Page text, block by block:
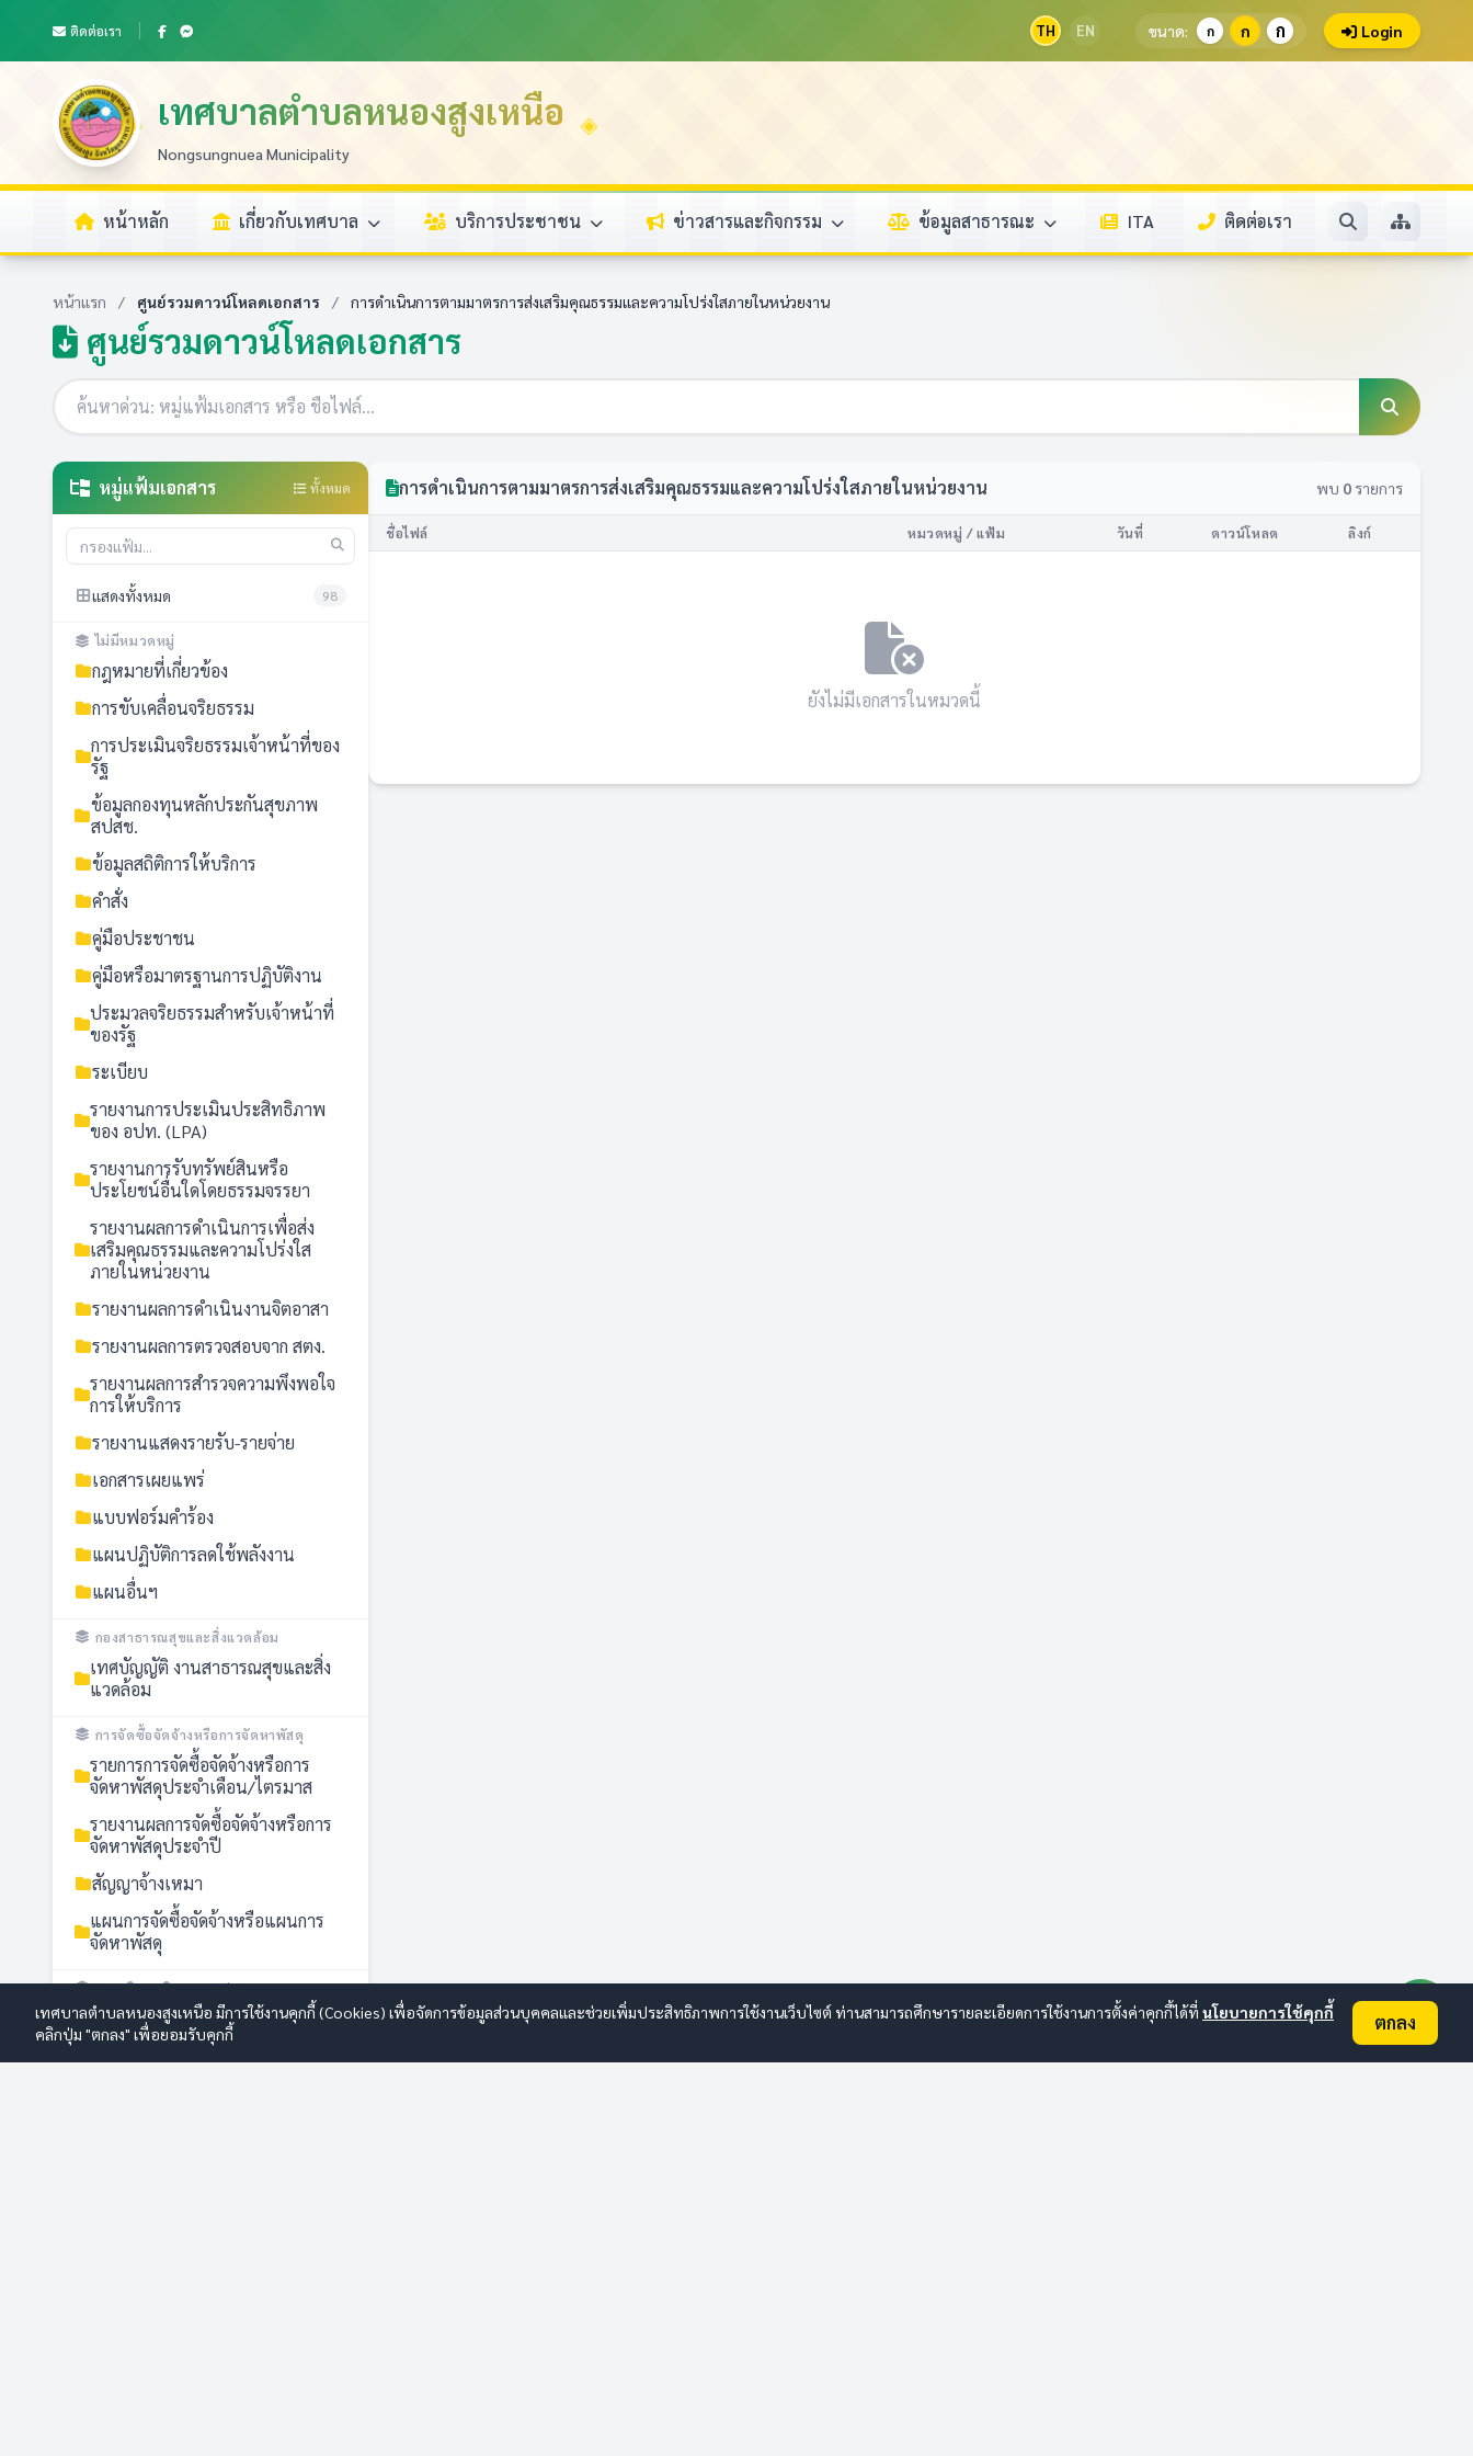
ติดต่อเรา TH EN ขนาด: ก ก ก Login
เทศบาลตำบลหนองสูงเหนือ
Nongsungnuea Municipality
หน้าหลัก เกี่ยวกับเทศบาล บริการประชาชน ข่าวสารและกิจกรรม ข้อมูลสาธารณะ ITA ติดต่อเรา
หน้าแรก / ศูนย์รวมดาวน์โหลดเอกสาร / การดำเนินการตามมาตรการส่งเสริมคุณธรรมและความโปร่งใสภายในหน่วยงาน
ศูนย์รวมดาวน์โหลดเอกสาร
หมู่แฟ้มเอกสาร ทั้งหมด
แสดงทั้งหมด 98
ไม่มีหมวดหมู่
กฎหมายที่เกี่ยวข้อง
การขับเคลื่อนจริยธรรม
การประเมินจริยธรรมเจ้าหน้าที่ของ
รัฐ
ข้อมูลกองทุนหลักประกันสุขภาพ
สปสช.
ข้อมูลสถิติการให้บริการ
คำสั่ง
คู่มือประชาชน
คู่มือหรือมาตรฐานการปฏิบัติงาน
ประมวลจริยธรรมสำหรับเจ้าหน้าที่
ของรัฐ
ระเบียบ
รายงานการประเมินประสิทธิภาพ
ของ อปท. (LPA)
รายงานการรับทรัพย์สินหรือ
ประโยชน์อื่นใดโดยธรรมจรรยา
รายงานผลการดำเนินการเพื่อส่ง
เสริมคุณธรรมและความโปร่งใส
ภายในหน่วยงาน
รายงานผลการดำเนินงานจิตอาสา
รายงานผลการตรวจสอบจาก สตง.
รายงานผลการสำรวจความพึงพอใจ
การให้บริการ
รายงานแสดงรายรับ-รายจ่าย
เอกสารเผยแพร่
แบบฟอร์มคำร้อง
แผนปฏิบัติการลดใช้พลังงาน
แผนอื่นฯ
กองสาธารณสุขและสิ่งแวดล้อม
เทศบัญญัติ งานสาธารณสุขและสิ่ง
แวดล้อม
การจัดซื้อจัดจ้างหรือการจัดหาพัสดุ
รายการการจัดซื้อจัดจ้างหรือการ
จัดหาพัสดุประจำเดือน/ไตรมาส
รายงานผลการจัดซื้อจัดจ้างหรือการ
จัดหาพัสดุประจำปี
สัญญาจ้างเหมา
แผนการจัดซื้อจัดจ้างหรือแผนการ
จัดหาพัสดุ
การบริหารเงินและงบประมาณ
งบแสดงฐานะทางการเงิน
การดำเนินการตามมาตรการส่งเสริมคุณธรรมและความโปร่งใสภายในหน่วยงาน พบ 0 รายการ
ชื่อไฟล์ หมวดหมู่ / แฟ้ม วันที่ ดาวน์โหลด ลิงก์
ยังไม่มีเอกสารในหมวดนี้
เทศบาลตำบลหนองสูงเหนือ มีการใช้งานคุกกี้ (Cookies) เพื่อจัดการข้อมูลส่วนบุคคลและช่วยเพิ่มประสิทธิภาพการใช้งานเว็บไซต์ ท่านสามารถศึกษารายละเอียดการใช้งานการตั้งค่าคุกกี้ได้ที่ นโยบายการใช้คุกกี้
คลิกปุ่ม "ตกลง" เพื่อยอมรับคุกกี้
ตกลง